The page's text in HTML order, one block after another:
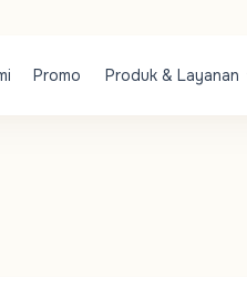
Promo Produk & Layanan